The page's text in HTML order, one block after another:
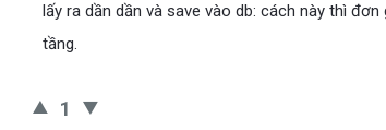
lấy ra dần dần và save vào db: cách này thì
tầng.
1